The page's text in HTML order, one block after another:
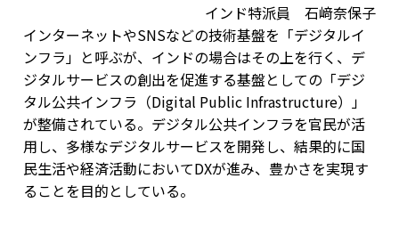
インド特派員 石﨑奈保子
インターネットやSNSなどの技術基盤を「デジタルイ
ンフラ」と呼ぶが、インドの場合はその上を行く、デ
ジタルサービスの創出を促進する基盤としての「デジ
タル公共インフラ（Digital Public Infrastructure）」
が整備されている。デジタル公共インフラを官民が活
用し、多様なデジタルサービスを開発し、結果的に国
民生活や経済活動においてDXが進み、豊かさを実現す
ることを目的としている。